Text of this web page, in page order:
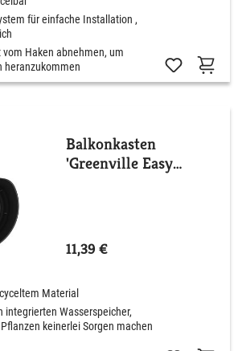
für einfache Installation ,
vom Haken abnehmen, um
heranzukommen
Balkonkasten
'Greenville Easy
11,39 €
Material
integrierten Wasserspeicher,
keinerlei Sorgen machen